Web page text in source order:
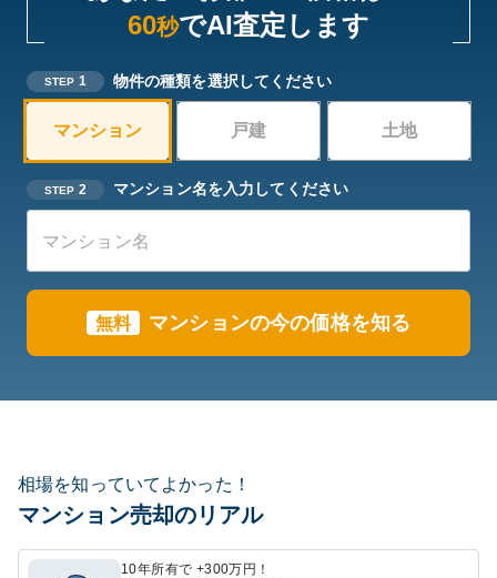
60秒でAI査定します
STEP 1 物件の種類を選択してください
マンション 戸建 土地
STEP 2 マンション名を入力してください
無料 マンションの今の価格を知る
相場を知っていてよかった！
マンション売却のリアル
10年所有で +300万円！